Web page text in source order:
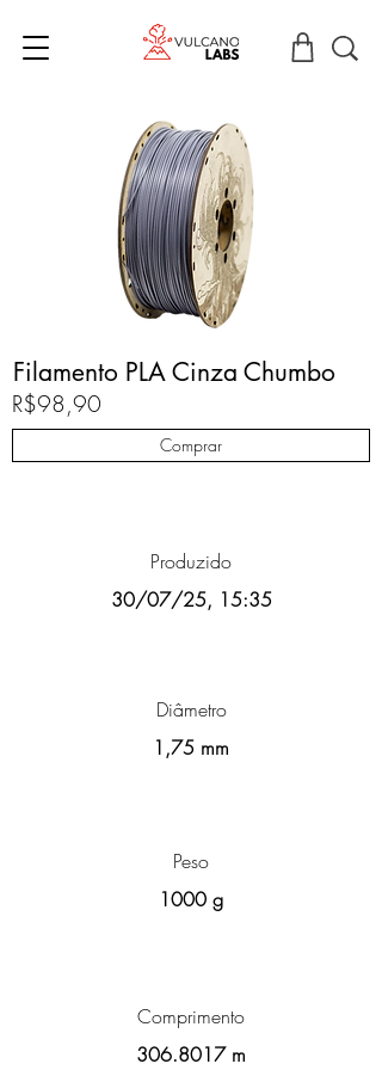
Filamento PLA Cinza Chumbo
R$98,90
Comprar
Produzido
30/07/25, 15:35
Diâmetro
1,75 mm
Peso
1000 g
Comprimento
306.8017m